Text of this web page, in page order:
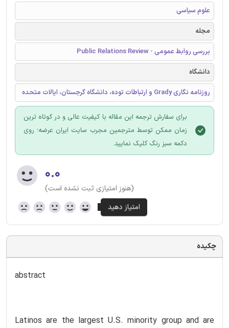
علوم سیاسی
مجله
بررسی روابط عمومی - Public Relations Review
دانشگاه
روزنامه نگاری Grady و ارتباطات توده، دانشگاه گرجستان، ایالات متحده
برای سفارش ترجمه این مقاله با کیفیت عالی و در کوتاه ترین
زمان ممکن توسط مترجمین مجرب سایت ایران عرضه؛ روی
دکمه سبز رنگ کلیک نمایید.
۰.۰
(هنوز امتیازی ثبت نشده است)
چکیده
abstract
Latinos are the largest U.S. minority group and are